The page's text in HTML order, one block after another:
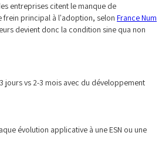
entreprises citent le manque de
frein principal à l'adoption, selon France Num
devient donc la condition sine qua non
jours vs 2-3 mois avec du développement
évolution applicative à une ESN ou une